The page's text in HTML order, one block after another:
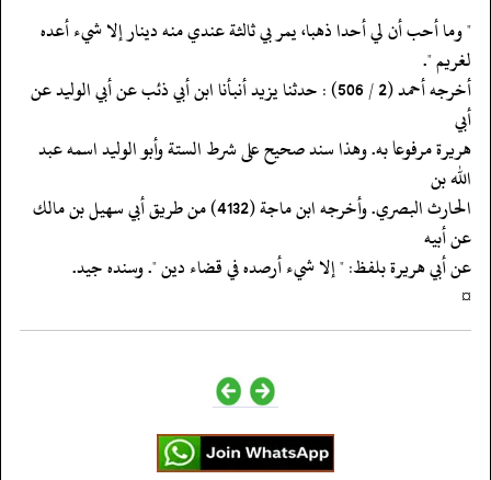
‏‏‏‏" وما أحب أن لي أحدا ذهبا، يمر بي ثالثة عندي منه دينار إلا شيء أعده
لغريم ".
‏‏‏‏أخرجه أحمد (2 / 506) : حدثنا يزيد أنبأنا ابن أبي ذئب عن أبي الوليد عن
أبي
‏‏‏‏هريرة مرفوعا به. وهذا سند صحيح على شرط الستة وأبو الوليد اسمه عبد
الله بن
‏‏‏‏الحارث البصري. وأخرجه ابن ماجة (4132) من طريق أبي سهيل بن مالك
عن أبيه
‏‏‏‏عن أبي هريرة بلفظ: " إلا شيء أرصده في قضاء دين ". وسنده جيد.
‏‏‏‏¤